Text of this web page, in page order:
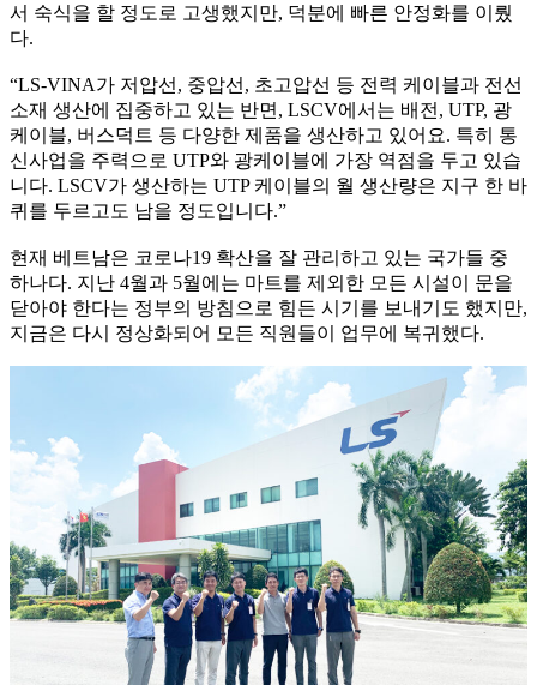
서 숙식을 할 정도로 고생했지만, 덕분에 빠른 안정화를 이뤘
다.
“LS-VINA가 저압선, 중압선, 초고압선 등 전력 케이블과 전선
소재 생산에 집중하고 있는 반면, LSCV에서는 배전, UTP, 광
케이블, 버스덕트 등 다양한 제품을 생산하고 있어요. 특히 통
신사업을 주력으로 UTP와 광케이블에 가장 역점을 두고 있습
니다. LSCV가 생산하는 UTP 케이블의 월 생산량은 지구 한 바
퀴를 두르고도 남을 정도입니다.”
현재 베트남은 코로나19 확산을 잘 관리하고 있는 국가들 중
하나다. 지난 4월과 5월에는 마트를 제외한 모든 시설이 문을
닫아야 한다는 정부의 방침으로 힘든 시기를 보내기도 했지만,
지금은 다시 정상화되어 모든 직원들이 업무에 복귀했다.